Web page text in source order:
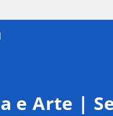
e Arte |